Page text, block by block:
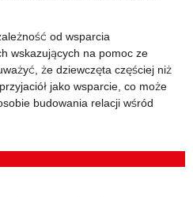
od wsparcia
wskazujących na pomoc ze
że dziewczęta częściej niż
jako wsparcie, co może
budowania relacji wśród